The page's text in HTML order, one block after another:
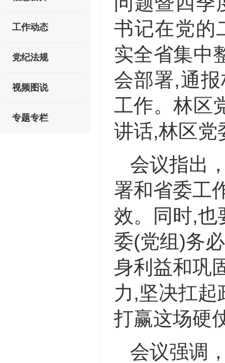
工作动态
党纪法规
视频图说
专题专栏
书记在党的
实全省集中
会部署,通
工作。林区
讲话,林区党
会议指出
署和省委工
效。同时,也
委(党组)务
身利益和巩
力,坚决扛
打赢这场硬
会议强调